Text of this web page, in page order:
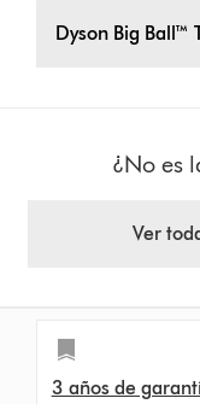
Dyson Big Ball™
¿No es
Ver
3 años de